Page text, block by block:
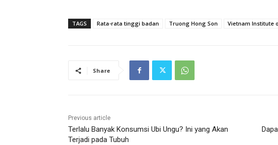
TAGS Rata-rata tinggi badan Truong Hong Son Vietnam Institute
Share
Previous article
Terlalu Banyak Konsumsi Ubi Ungu? Ini yang Akan
Terjadi pada Tubuh